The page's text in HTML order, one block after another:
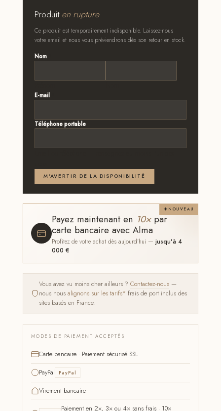
Produiten rupture
Ce produit est temporairement indisponible. Laissez-nous
votre email et nous vous préviendrons dès son retour en stock.
Nom
E-mail
Téléphone portable
M'AVERTIR DE LA DISPONIBILITÉ
NOUVEAU
Payez maintenant en 10×par
carte bancaire avec Alma
Profitez de votre achat dès aujourd'hui —jusqu'à 4
000 €
Vous avez vu moins cher ailleurs ?Contactez-nous —
nous nousalignons sur les tarifs* frais de port inclus des
sites basés en France.
MODES DE PAIEMENT ACCEPTÉS
Carte bancaire · Paiement sécurisé SSL
PayPal PayPal
Virement bancaire
Paiement en 2×, 3× ou 4× sans frais · 10×